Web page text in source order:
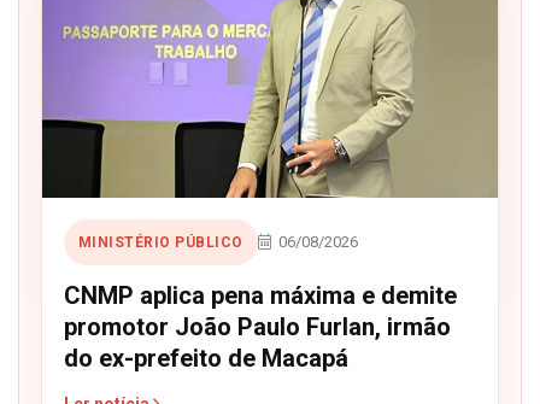
MINISTÉRIO PÚBLICO 06/08/2026
CNMP aplica pena máxima e demite
promotor João Paulo Furlan, irmão
do ex-prefeito de Macapá